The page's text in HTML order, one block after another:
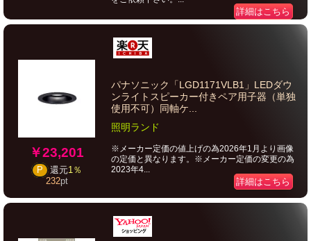
詳細はこちら
￥23,201
P 還元1％
232pt
パナソニック「LGD1171VLB1」LEDダウ
ンライトスピーカー付きペア用子器（単独
使用不可）同軸ケ...
照明ランド
※メーカー定価の値上げの為2026年1月より画像
の定価と異なります。※メーカー定価の変更の為
2023年4...
詳細はこちら